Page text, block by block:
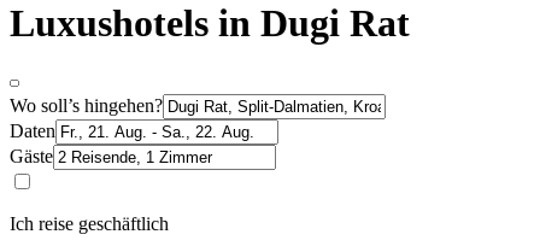
Luxushotels in Dugi Rat
Wo soll’s hingehen?
Daten
Gäste
Ich reise geschäftlich